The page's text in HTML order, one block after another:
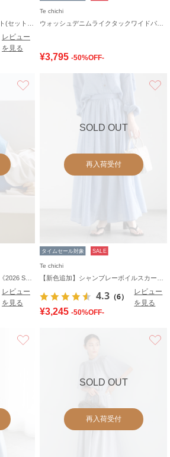
レビュー
を見る
Te chichi
¥3,795 -50%OFF-
レビュー
を見る
SOLD OUT
再入荷受付
タイムセール対象 SALE
Te chichi
4.3 （6）
レビュー
を見る
¥3,245 -50%OFF-
SOLD OUT
再入荷受付